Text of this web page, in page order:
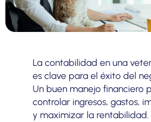
La contabilidad en una
es clave para el éxito del
Un buen manejo financiero
controlar ingresos, gastos,
y maximizar la rentabilidad.